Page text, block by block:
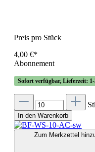
Preis pro Stück
4,00 €*
Abonnement
Sofort verfügbar, Lieferzeit: 1-
In den Warenkorb
Zum Merkzettel